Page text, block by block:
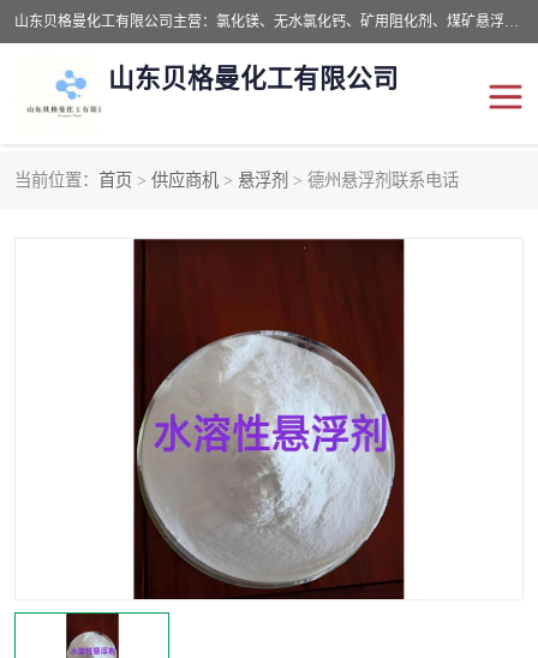
山东贝格曼化工有限公司主营：氯化镁、无水氯化钙、矿用阻化剂、煤矿悬浮剂、道路抑尘剂、氢氧化镁，防灭火剂等，公司位于山东省潍坊市滨海经济开发区,是专业从事对各种精细化工集研究、开发、制造于一体的现代化大型跨境化工企业，公司本着诚信经营、给每一位客户提供专业服务。
山东贝格曼化工有限公司
当前位置： 首页 > 供应商机 > 悬浮剂 > 德州悬浮剂联系电话